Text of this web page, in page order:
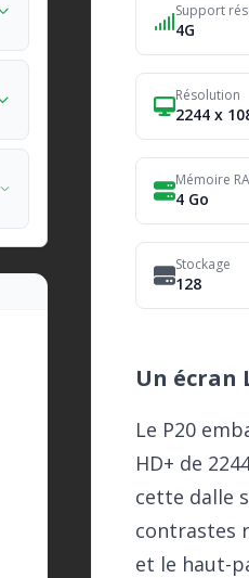
Support
4G
Résolution
2244 x
Mémoire
4 Go
Stockage
128
Un écran
Le P20
HD+ de
cette dalle
contrastes
et le haut-